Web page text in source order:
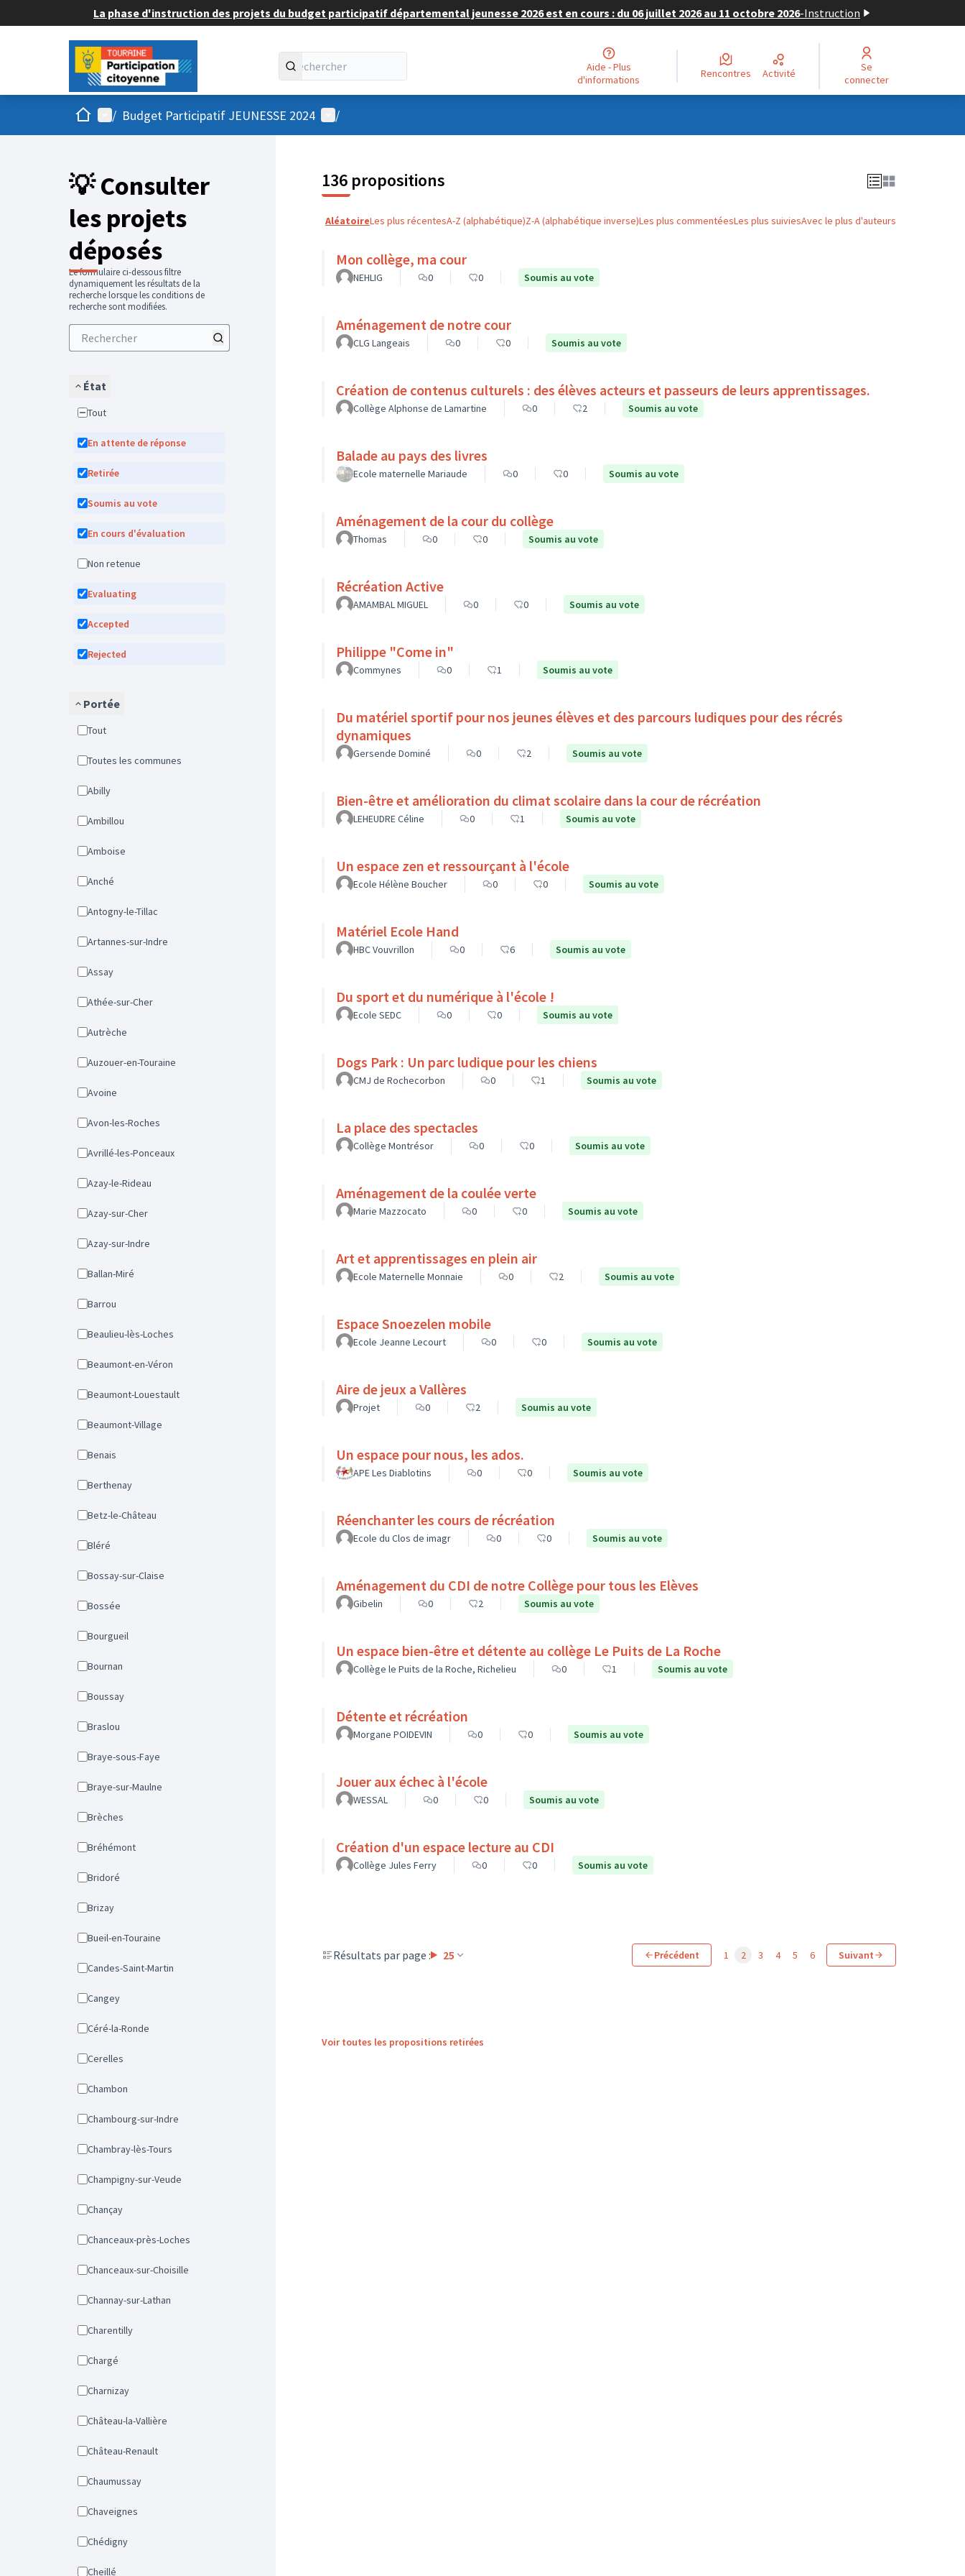
La phase d'instruction des projets du budget participatif départemental jeunesse 2026 est en cours : du 06 juillet 2026 au 11 octobre 2026-Instruction
Aide - Plus
d'informations
Rencontres Activité
Se
connecter
AccueilMenu principal
/ Budget Participatif JEUNESSE 2024 Menu utilisateur
/
💡 Consulter
les projets
déposés
Le formulaire ci-dessous filtre
dynamiquement les résultats de la
recherche lorsque les conditions de
recherche sont modifiées.
État
Tout
En attente de réponse
Retirée
Soumis au vote
En cours d'évaluation
Non retenue
Evaluating
Accepted
Rejected
Portée
Tout
Toutes les communes
Abilly
Ambillou
Amboise
Anché
Antogny-le-Tillac
Artannes-sur-Indre
Assay
Athée-sur-Cher
Autrèche
Auzouer-en-Touraine
Avoine
Avon-les-Roches
Avrillé-les-Ponceaux
Azay-le-Rideau
Azay-sur-Cher
Azay-sur-Indre
Ballan-Miré
Barrou
Beaulieu-lès-Loches
Beaumont-en-Véron
Beaumont-Louestault
Beaumont-Village
Benais
Berthenay
Betz-le-Château
Bléré
Bossay-sur-Claise
Bossée
Bourgueil
Bournan
Boussay
Braslou
Braye-sous-Faye
Braye-sur-Maulne
Brèches
Bréhémont
Bridoré
Brizay
Bueil-en-Touraine
Candes-Saint-Martin
Cangey
Céré-la-Ronde
Cerelles
Chambon
Chambourg-sur-Indre
Chambray-lès-Tours
Champigny-sur-Veude
Chançay
Chanceaux-près-Loches
Chanceaux-sur-Choisille
Channay-sur-Lathan
Charentilly
Chargé
Charnizay
Château-la-Vallière
Château-Renault
Chaumussay
Chaveignes
Chédigny
Cheillé
136 propositions
AléatoireLes plus récentesA-Z (alphabétique)Z-A (alphabétique inverse)Les plus commentéesLes plus suiviesAvec le plus d'auteurs
Mon collège, ma cour
NEHLIG 0 0 Soumis au vote
Aménagement de notre cour
CLG Langeais 0 0 Soumis au vote
Création de contenus culturels : des élèves acteurs et passeurs de leurs apprentissages.
Collège Alphonse de Lamartine 0 2 Soumis au vote
Balade au pays des livres
Ecole maternelle Mariaude 0 0 Soumis au vote
Aménagement de la cour du collège
Thomas 0 0 Soumis au vote
Récréation Active
AMAMBAL MIGUEL 0 0 Soumis au vote
Philippe "Come in"
Commynes 0 1 Soumis au vote
Du matériel sportif pour nos jeunes élèves et des parcours ludiques pour des récrés
dynamiques
Gersende Dominé 0 2 Soumis au vote
Bien-être et amélioration du climat scolaire dans la cour de récréation
LEHEUDRE Céline 0 1 Soumis au vote
Un espace zen et ressourçant à l'école
Ecole Hélène Boucher 0 0 Soumis au vote
Matériel Ecole Hand
HBC Vouvrillon 0 6 Soumis au vote
Du sport et du numérique à l'école !
Ecole SEDC 0 0 Soumis au vote
Dogs Park : Un parc ludique pour les chiens
CMJ de Rochecorbon 0 1 Soumis au vote
La place des spectacles
Collège Montrésor 0 0 Soumis au vote
Aménagement de la coulée verte
Marie Mazzocato 0 0 Soumis au vote
Art et apprentissages en plein air
Ecole Maternelle Monnaie 0 2 Soumis au vote
Espace Snoezelen mobile
Ecole Jeanne Lecourt 0 0 Soumis au vote
Aire de jeux a Vallères
Projet 0 2 Soumis au vote
Un espace pour nous, les ados.
APE Les Diablotins 0 0 Soumis au vote
Réenchanter les cours de récréation
Ecole du Clos de imagr 0 0 Soumis au vote
Aménagement du CDI de notre Collège pour tous les Elèves
Gibelin 0 2 Soumis au vote
Un espace bien-être et détente au collège Le Puits de La Roche
Collège le Puits de la Roche, Richelieu 0 1 Soumis au vote
Détente et récréation
Morgane POIDEVIN 0 0 Soumis au vote
Jouer aux échec à l'école
WESSAL 0 0 Soumis au vote
Création d'un espace lecture au CDI
Collège Jules Ferry 0 0 Soumis au vote
Résultats par page : 25 Précédent 1 2 3 4 5 6 Suivant
Voir toutes les propositions retirées